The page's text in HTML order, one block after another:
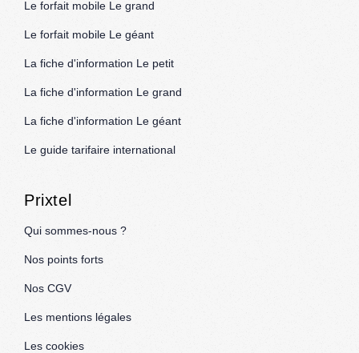
Le forfait mobile Le grand
Le forfait mobile Le géant
La fiche d'information Le petit
La fiche d'information Le grand
La fiche d'information Le géant
Le guide tarifaire international
Prixtel
Qui sommes-nous ?
Nos points forts
Nos CGV
Les mentions légales
Les cookies